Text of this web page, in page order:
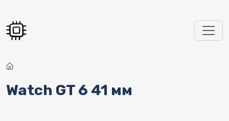
Watch GT 6 41 мм